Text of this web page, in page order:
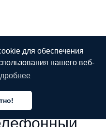
для обеспечения
нашего веб-